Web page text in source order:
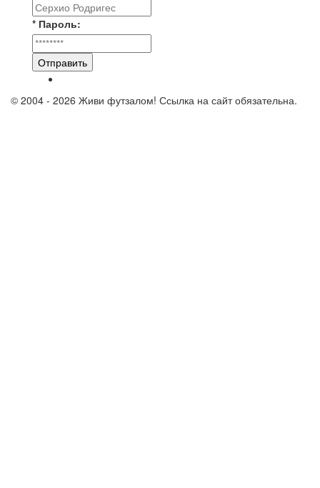
* Пароль:
Отправить
© 2004 - 2026 Живи футзалом! Ссылка на сайт обязательна.